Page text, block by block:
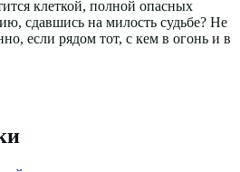
клеткой, полной опасных
сдавшись на милость судьбе? Не
если рядом тот, с кем в огонь и в